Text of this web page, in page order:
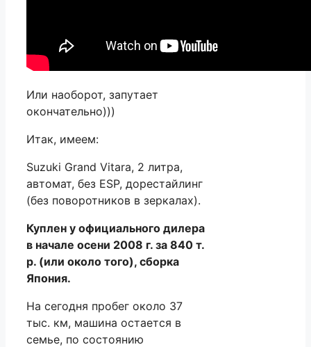
Или наоборот, запутает
окончательно)))
Итак, имеем:
Suzuki Grand Vitara, 2 литра,
автомат, без ESP, дорестайлинг
(без поворотников в зеркалах).
Куплен у официального дилера
в начале осени 2008 г. за 840 т.
р. (или около того), сборка
Япония.
На сегодня пробег около 37
тыс. км, машина остается в
семье, по состоянию